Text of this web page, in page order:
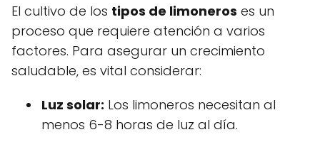
El cultivo de los tipos de limoneros es un
proceso que requiere atención a varios
factores. Para asegurar un crecimiento
saludable, es vital considerar:
Luz solar: Los limoneros necesitan al
menos 6-8 horas de luz al día.